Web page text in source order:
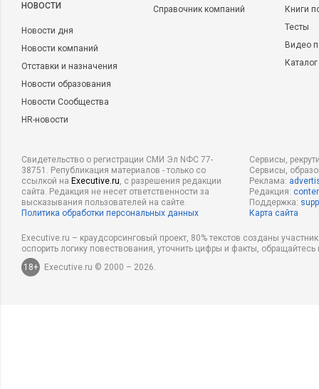
НОВОСТИ
Новости дня
Новости компаний
Отставки и назначения
Новости образования
Новости Сообщества
HR-новости
Справочник компаний
Книги
Тесты
Видео
Свидетельство о регистрации СМИ Эл NФС 77-
38751. Републикация материалов - только со
ссылкой на Executive.ru, с разрешения редакции
сайта. Редакция не несет ответственности за
высказывания пользователей на сайте.
Политика обработки персональных данных
Сервисы,
Сервисы,
Реклама:
Редакция:
Поддержка:
Карта сайта
Executive.ru – краудсорсинговый проект, 80% текстов созданы
оспорить логику повествования, уточнить цифры и факты,
18+
Executive.ru © 2000 – 2026.